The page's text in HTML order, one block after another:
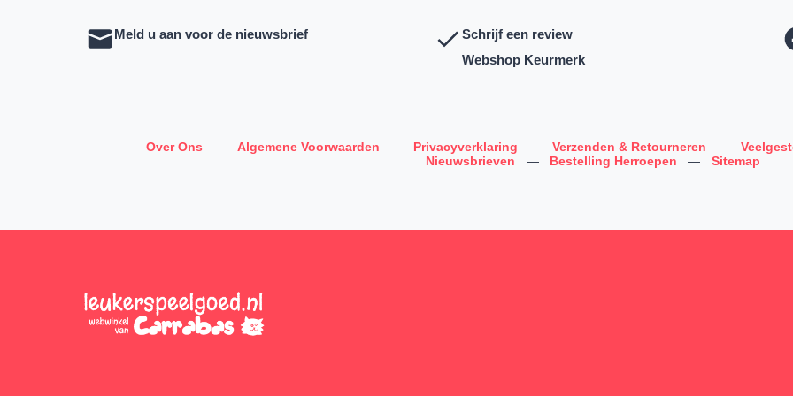
Meld u aan voor de nieuwsbrief
Schrijf een review
Webshop Keurmerk
Over Ons — Algemene Voorwaarden — Privacyverklaring — Verzenden & Retourneren —
Nieuwsbrieven
— Bestelling Herroepen — Sitemap